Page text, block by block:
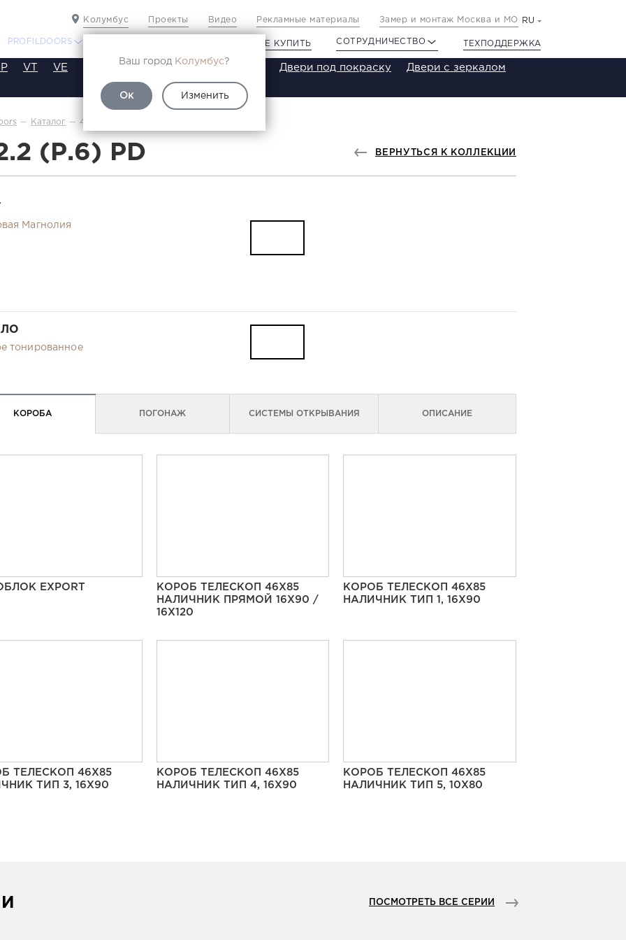
Колумбус
Ваш город Колумбус?
Ок Изменить
Проекты Видео Рекламные материалы Замер и монтаж Москва и МО RU
PROFILDOORS ГДЕ КУПИТЬ СОТРУДНИЧЕСТВО ТЕХПОДДЕРЖКА
VT VE SA SE ST SW Двери под покраску Двери с зеркалом
Каталог 4.2.2(р.6)
(Р.6) PD ВЕРНУТЬСЯ К КОЛЛЕКЦИИ
Магнолия
тонированное
КОРОБА ПОГОНАЖ СИСТЕМЫ ОТКРЫВАНИЯ ОПИСАНИЕ
EXPORT
КОРОБ ТЕЛЕСКОП 46Х85
НАЛИЧНИК ПРЯМОЙ 16Х90 /
16Х120
КОРОБ ТЕЛЕСКОП 46Х85
НАЛИЧНИК ТИП 1, 16Х90
ТЕЛЕСКОП 46Х85
ТИП 3, 16Х90
КОРОБ ТЕЛЕСКОП 46Х85
НАЛИЧНИК ТИП 4, 16Х90
КОРОБ ТЕЛЕСКОП 46Х85
НАЛИЧНИК ТИП 5, 10Х80
ПОСМОТРЕТЬ ВСЕ СЕРИИ